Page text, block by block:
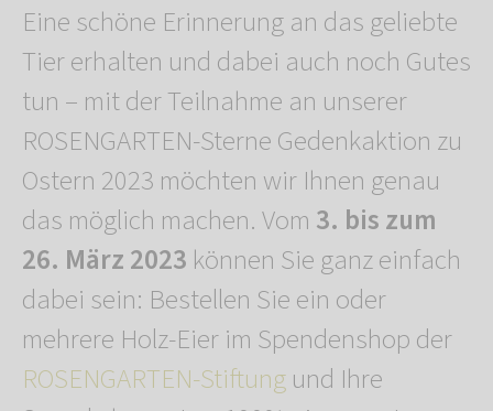
Eine schöne Erinnerung an das geliebte
Tier erhalten und dabei auch noch Gutes
tun – mit der Teilnahme an unserer
ROSENGARTEN-Sterne Gedenkaktion zu
Ostern 2023 möchten wir Ihnen genau
das möglich machen. Vom 3. bis zum
26. März 2023 können Sie ganz einfach
dabei sein: Bestellen Sie ein oder
mehrere Holz-Eier im Spendenshop der
ROSENGARTEN-Stiftungund Ihre